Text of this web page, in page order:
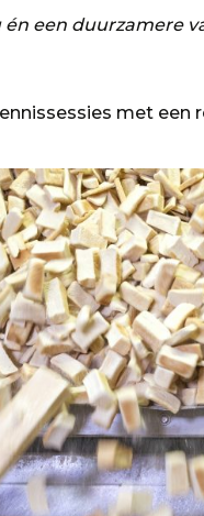
een duurzamere
met een